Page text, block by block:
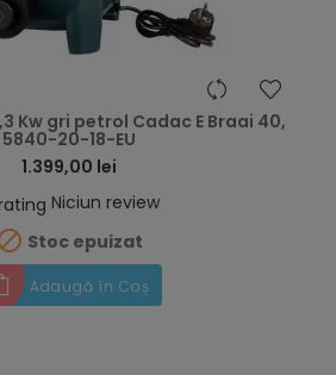
Kw gri petrol Cadac E Braai 40,
5840-20-18-EU
1.399,00 lei
Niciun review
Stoc epuizat
Adaugă în Coș